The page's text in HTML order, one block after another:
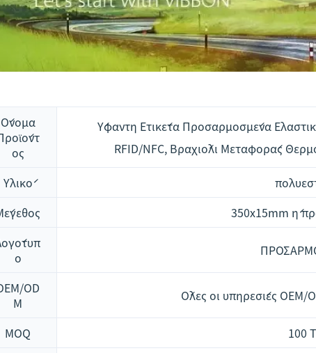
Όνομα
ος
Ύφαντη Ετικέτα Προσαρμοσμένα
RFID/NFC, Βραχιόλι Μεταφοράς
Υλικό
350x15mm ή
ο
OD
M
Όλες οι υπηρεσίες OEM/
MOQ
100